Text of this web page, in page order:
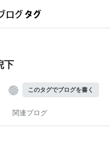
下
このタグでブログを書く
関連ブログ